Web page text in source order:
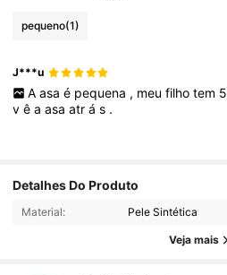
pequeno(1)
J***u
A asa é pequena , meu filho tem 5
vêaasaatrás .
Detalhes Do Produto
Material: Pele Sintética
Veja mais
4,87 2.3K Seguidores
2.3K Seguidores